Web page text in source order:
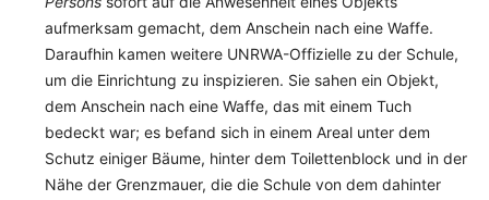
aufmerksam gemacht, dem Anschein nach eine Waffe.
Daraufhin kamen weitere UNRWA-Offizielle zu der Schule,
um die Einrichtung zu inspizieren. Sie sahen ein Objekt,
dem Anschein nach eine Waffe, das mit einem Tuch
bedeckt war; es befand sich in einem Areal unter dem
Schutz einiger Bäume, hinter dem Toilettenblock und in der
Nähe der Grenzmauer, die die Schule von dem dahinter